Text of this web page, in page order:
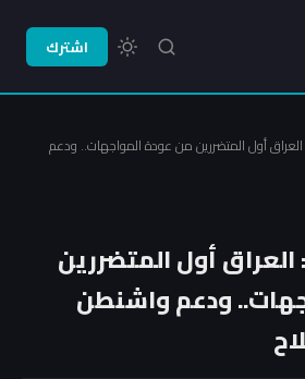
اشترك
العراق أول المتضررين من عودة المواجهات.. ودعم
العراق أول المتضررين
ودعم واشنطن